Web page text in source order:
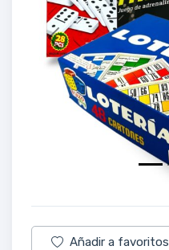
Previous
Añadir a favoritos